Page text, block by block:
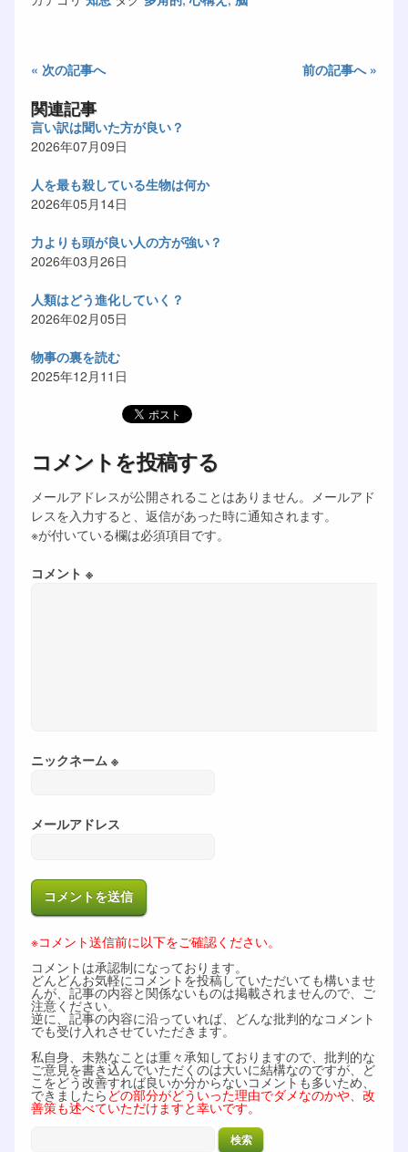
« 次の記事へ 前の記事へ »
関連記事
言い訳は聞いた方が良い？
2026年07月09日
人を最も殺している生物は何か
2026年05月14日
力よりも頭が良い人の方が強い？
2026年03月26日
人類はどう進化していく？
2026年02月05日
物事の裏を読む
2025年12月11日
コメントを投稿する
メールアドレスが公開されることはありません。メールアド
レスを入力すると、返信があった時に通知されます。
※が付いている欄は必須項目です。
コメント ※
ニックネーム ※
メールアドレス
※コメント送信前に以下をご確認ください。
コメントは承認制になっております。
どんどんお気軽にコメントを投稿していただいても構いませ
んが、記事の内容と関係ないものは掲載されませんので、ご
注意ください。
逆に、記事の内容に沿っていれば、どんな批判的なコメント
でも受け入れさせていただきます。
私自身、未熟なことは重々承知しておりますので、批判的な
ご意見を書き込んでいただくのは大いに結構なのですが、ど
こをどう改善すれば良いか分からないコメントも多いため、
できましたら どの部分がどういった理由でダメなのかや、改
善策も述べていただけますと幸いです。